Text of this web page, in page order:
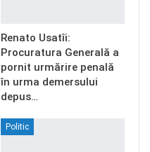
Renato Usatîi:
Procuratura Generală a
pornit urmărire penală
în urma demersului
depus…
Politic